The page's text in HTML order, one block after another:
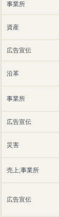
事業所
資産
広告宣伝
沿革
事業所
広告宣伝
災害
売上;事業所
広告宣伝